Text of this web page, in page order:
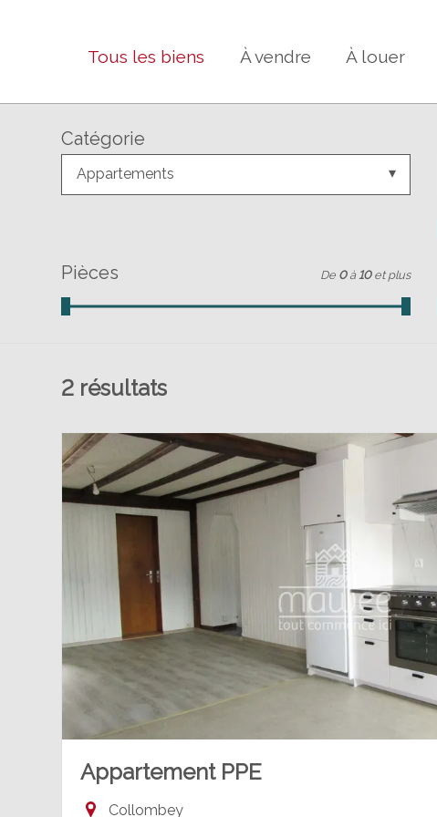
Tous les biens À vendre À louer
Catégorie
Appartements
Pièces De 0 à 10 et plus
2 résultats
Appartement PPE
Collombey